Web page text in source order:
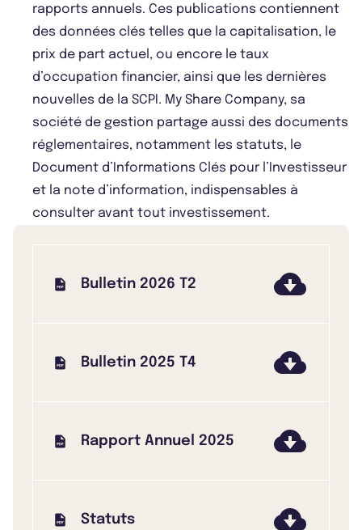
rapports annuels. Ces publications contiennent
des données clés telles que la capitalisation, le
prix de part actuel, ou encore le taux
d’occupation financier, ainsi que les dernières
nouvelles de la SCPI. My Share Company, sa
société de gestion partage aussi des documents
réglementaires, notamment les statuts, le
Document d’Informations Clés pour l’Investisseur
et la note d’information, indispensables à
consulter avant tout investissement.
Bulletin 2026 T2
Bulletin 2025 T4
Rapport Annuel 2025
Statuts